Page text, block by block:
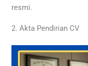
resmi.
2. Akta Pendirian CV